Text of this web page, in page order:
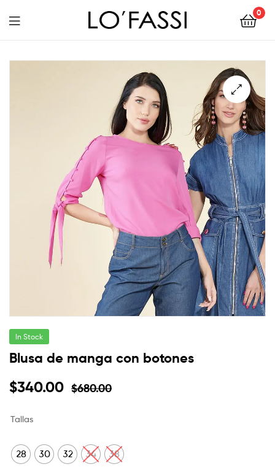
0
In Stock
Blusa de manga con botones
$680.00
$340.00
Tallas
28 30 32 34 38